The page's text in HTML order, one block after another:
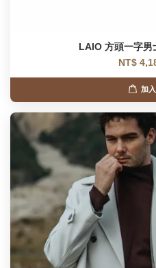
LAIO 方頭一字男
NT$
加